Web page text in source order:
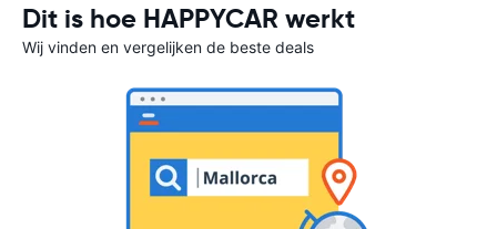
Dit is hoe HAPPYCAR werkt
Wij vinden en vergelijken de beste deals